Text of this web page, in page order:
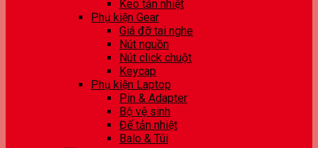
Keo tản nhiệt
Phụ kiện Gear
Giá đỡ tai nghe
Nút nguồn
Nút click chuột
Keycap
Phụ kiện Laptop
Pin & Adapter
Bộ vệ sinh
Đế tản nhiệt
Balo & Túi